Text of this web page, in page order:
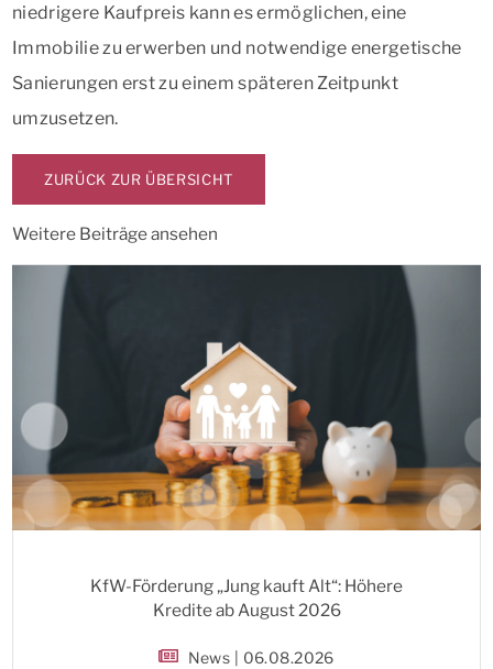
niedrigere Kaufpreis kann es ermöglichen, eine
Immobilie zu erwerben und notwendige energetische
Sanierungen erst zu einem späteren Zeitpunkt
umzusetzen.
ZURÜCK ZUR ÜBERSICHT
Weitere Beiträge ansehen
KfW-Förderung „Jung kauft Alt“: Höhere
Kredite ab August 2026
News | 06.08.2026